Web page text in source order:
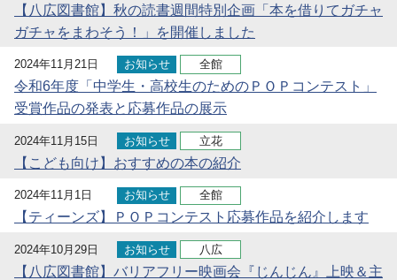
【八広図書館】秋の読書週間特別企画「本を借りてガチャ
ガチャをまわそう！」を開催しました
2024年11月21日 お知らせ 全館
令和6年度「中学生・高校生のためのＰＯＰコンテスト」
受賞作品の発表と応募作品の展示
2024年11月15日 お知らせ 立花
【こども向け】おすすめの本の紹介
2024年11月1日 お知らせ 全館
【ティーンズ】ＰＯＰコンテスト応募作品を紹介します
2024年10月29日 お知らせ 八広
【八広図書館】バリアフリー映画会『じんじん』上映＆主